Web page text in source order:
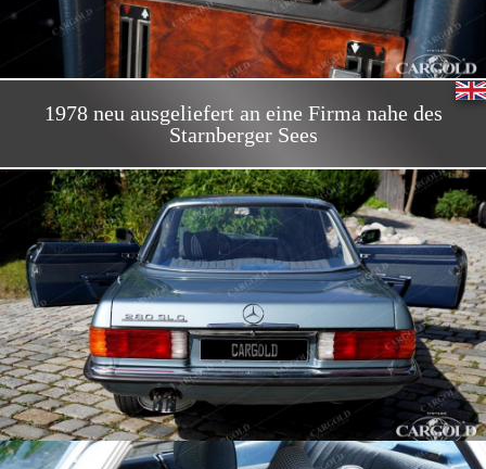
1978 neu ausgeliefert an eine Firma nahe des
Starnberger Sees